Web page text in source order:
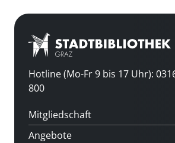
Hotline (Mo-Fr 9 bis 17 Uhr):
800
Mitgliedschaft
Angebote